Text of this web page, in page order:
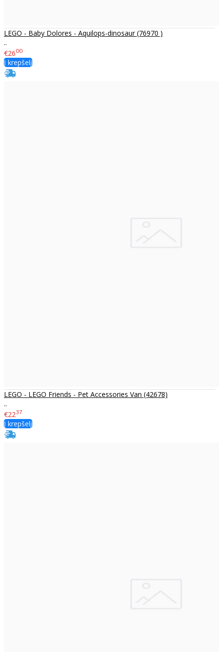
LEGO - Baby Dolores - Aquilops-dinosaur (76970 )
..
€2600
Į krepšelį
LEGO - LEGO Friends - Pet Accessories Van (42678)
..
€2237
Į krepšelį